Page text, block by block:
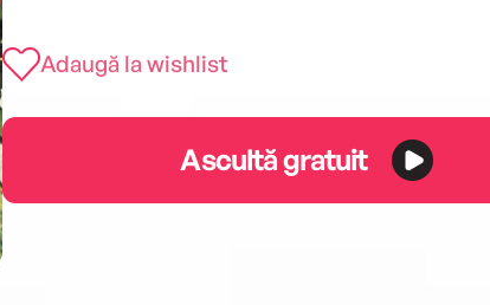
Adaugă la wishlist
Ascultă gratuit